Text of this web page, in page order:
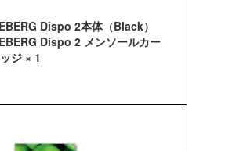
Dispo 2本体（Black）
Dispo 2 メンソールカー
ジ × 1